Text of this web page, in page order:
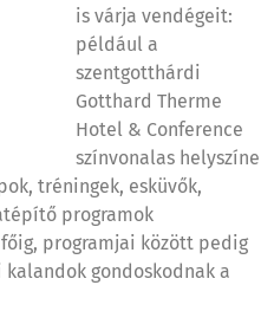
is várja vendégeit:
például a
szentgotthárdi
Gotthard Therme
Hotel & Conference
színvonalas helyszíne
tréningek, esküvők,
programok
programjai között pedig
gondoskodnak a